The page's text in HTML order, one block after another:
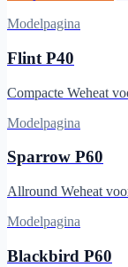
Modelpagina
Flint P40
Compacte Weheat
Modelpagina
Sparrow P60
Allround Weheat
Modelpagina
Blackbird P60